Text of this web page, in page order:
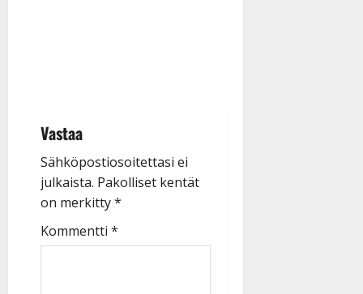
Vastaa
Sähköpostiosoitettasi ei
julkaista. Pakolliset kentät
on merkitty*
Kommentti *